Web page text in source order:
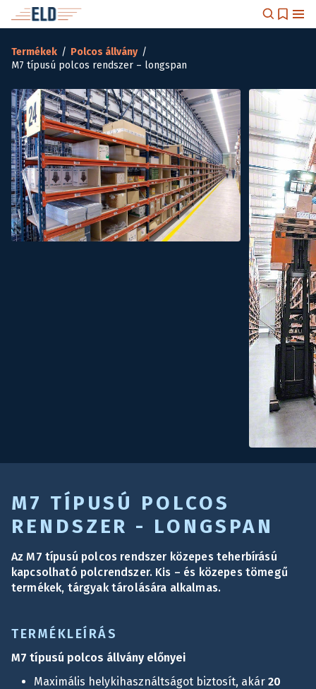
Termékek / Polcos állvány /
M7 típusú polcos rendszer – longspan
M7 TÍPUSÚ POLCOS
RENDSZER - LONGSPAN
Az M7 típusú polcos rendszer közepes teherbírású
kapcsolható polcrendszer. Kis – és közepes tömegű
termékek, tárgyak tárolására alkalmas.
TERMÉKLEÍRÁS
M7 típusú polcos állvány előnyei
Maximális helykihasználtságot biztosít, akár 20